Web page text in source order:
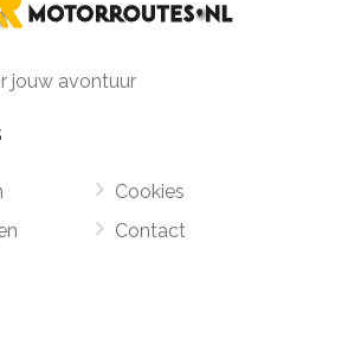
jouw avontuur
Cookies
Contact